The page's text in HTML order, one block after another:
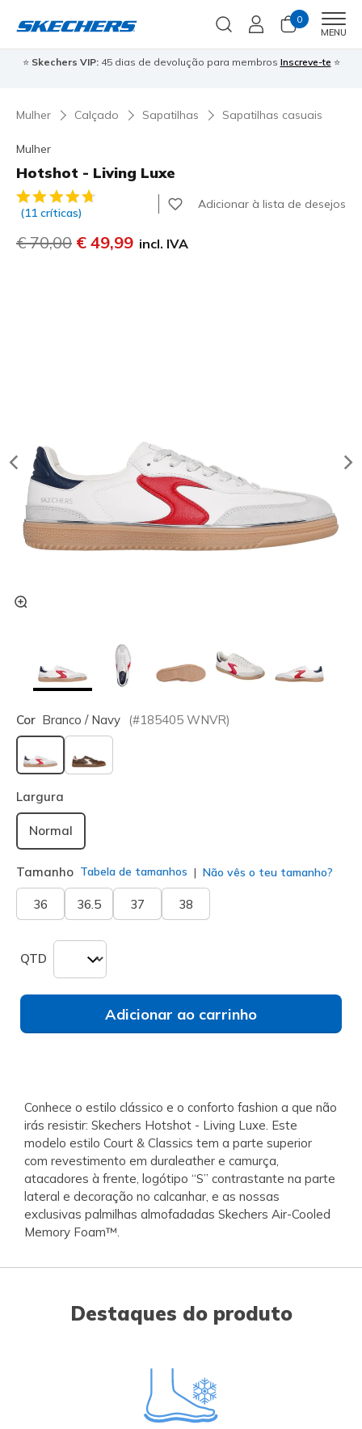
0
MENU
⭐ Skechers VIP:45 dias de devolução para membros Inscreve-te ⭐
Mulher Calçado Sapatilhas Sapatilhas casuais
Mulher
Hotshot - Living Luxe
5 de 5 – Classificação do cliente
(11 críticas)
Adicionar à lista de desejos
Preço com desconto de
€ 70,00 para
€ 49,99 incl. IVA
Cor Branco / Navy (#185405 WNVR)
selecionado
Largura
Normal
Tamanho Tabela de tamanhos Não vês o teu tamanho?
36 36.5 37 38
QTD
Adicionar ao carrinho
Conhece o estilo clássico e o conforto fashion a que não
irás resistir: Skechers Hotshot - Living Luxe. Este
modelo estilo Court & Classics tem a parte superior
com revestimento em duraleather e camurça,
atacadores à frente, logótipo “S” contrastante na parte
lateral e decoração no calcanhar, e as nossas
exclusivas palmilhas almofadadas Skechers Air-Cooled
Memory Foam™.
Destaques do produto